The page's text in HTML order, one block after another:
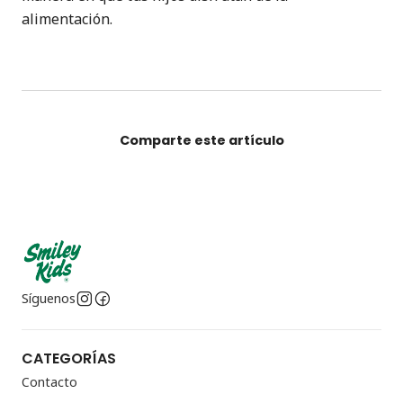
alimentación.
Comparte este artículo
Síguenos
CATEGORÍAS
Contacto